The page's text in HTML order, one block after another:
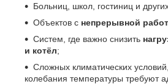
Больниц, школ, гостиниц и
Объектов с непрерывной
Систем, где важно снизить
и котёл;
Сложных климатических
колебания температуры требуют